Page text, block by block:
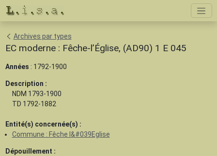
Archives par types
EC moderne : Fêche-l’Église, (AD90) 1 E 045
Années : 1792-1900
Description :
NDM 1793-1900
TD 1792-1882
Entité(s) concernée(s) :
Commune : Fêche l&#039Eglise
Dépouillement :